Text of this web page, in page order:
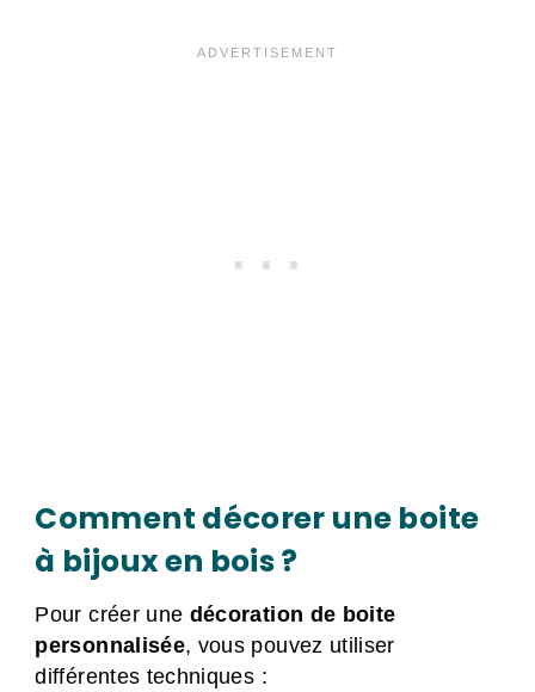
Comment décorer une boite
à bijoux en bois ?
Pour créer une décoration de boite
personnalisée, vous pouvez utiliser
différentes techniques :